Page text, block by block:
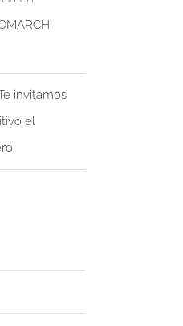
invitamos
el